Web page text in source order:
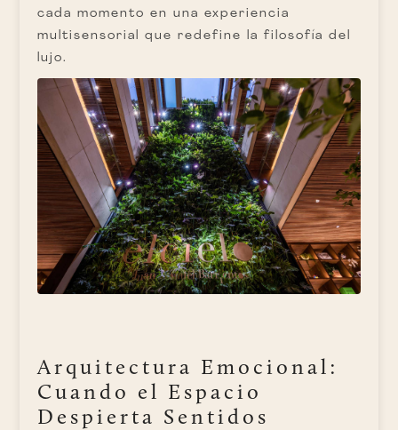
cada momento en una experiencia
multisensorial que redefine la filosofía del
lujo.
Arquitectura Emocional:
Cuando el Espacio
Despierta Sentidos